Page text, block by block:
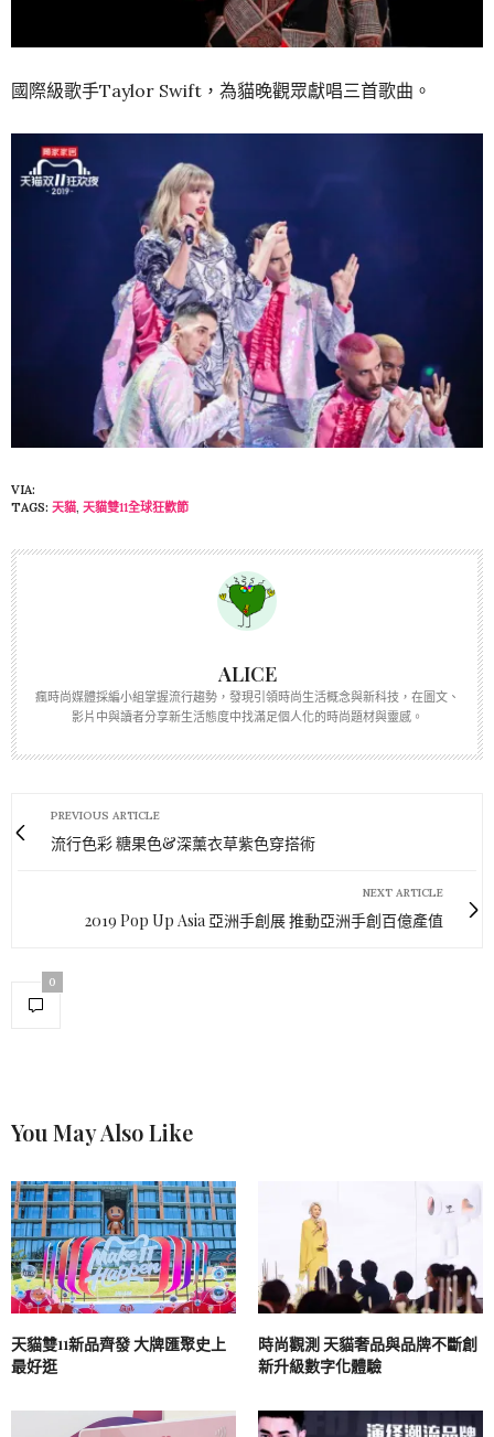
國際級歌手Taylor Swift，為貓晚觀眾獻唱三首歌曲。
VIA:
TAGS: 天貓, 天貓雙11全球狂歡節
ALICE
瘋時尚媒體採編小組掌握流行趨勢，發現引領時尚生活概念與新科技，在圖文、
影片中與讀者分享新生活態度中找滿足個人化的時尚題材與靈感。
PREVIOUS ARTICLE
流行色彩 糖果色&深薰衣草紫色穿搭術
NEXT ARTICLE
2019 Pop Up Asia 亞洲手創展 推動亞洲手創百億產值
0
You May Also Like
天貓雙11新品齊發 大牌匯聚史上
最好逛
時尚觀測 天貓奢品與品牌不斷創
新升級數字化體驗